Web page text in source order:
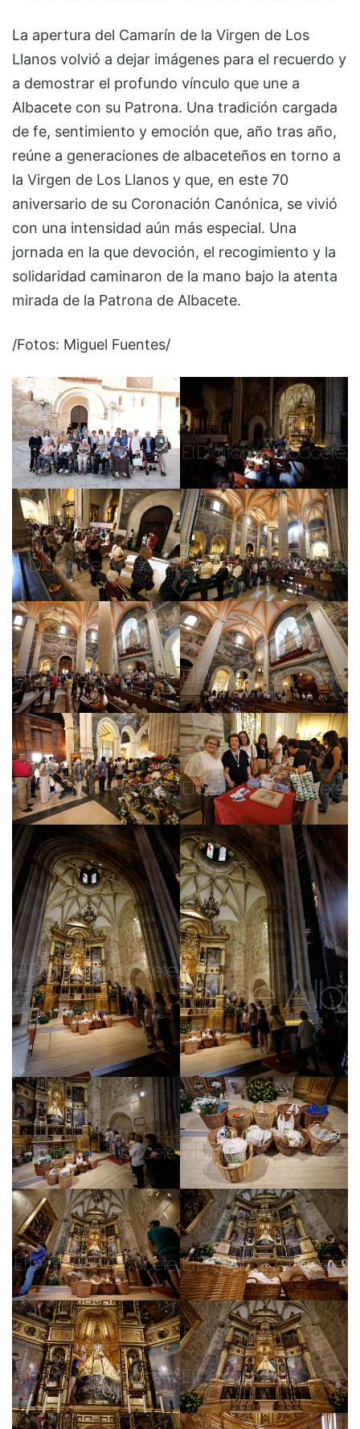
La apertura del Camarín de la Virgen de Los
Llanos volvió a dejar imágenes para el recuerdo y
a demostrar el profundo vínculo que une a
Albacete con su Patrona. Una tradición cargada
de fe, sentimiento y emoción que, año tras año,
reúne a generaciones de albaceteños en torno a
la Virgen de Los Llanos y que, en este 70
aniversario de su Coronación Canónica, se vivió
con una intensidad aún más especial. Una
jornada en la que devoción, el recogimiento y la
solidaridad caminaron de la mano bajo la atenta
mirada de la Patrona de Albacete.
/Fotos: Miguel Fuentes/